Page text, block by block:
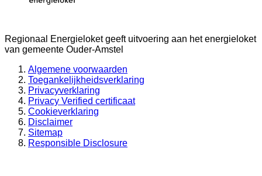
Regionaal Energieloketgeeft uitvoering aan het energieloket
van gemeente Ouder-Amstel
Algemene voorwaarden
Toegankelijkheidsverklaring
Privacyverklaring
Privacy Verified certificaat
Cookieverklaring
Disclaimer
Sitemap
Responsible Disclosure